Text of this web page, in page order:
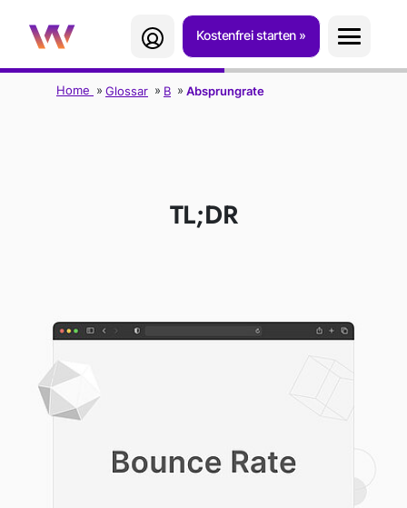
Kostenfrei starten
Home Glossar B Absprungrate
TL;DR